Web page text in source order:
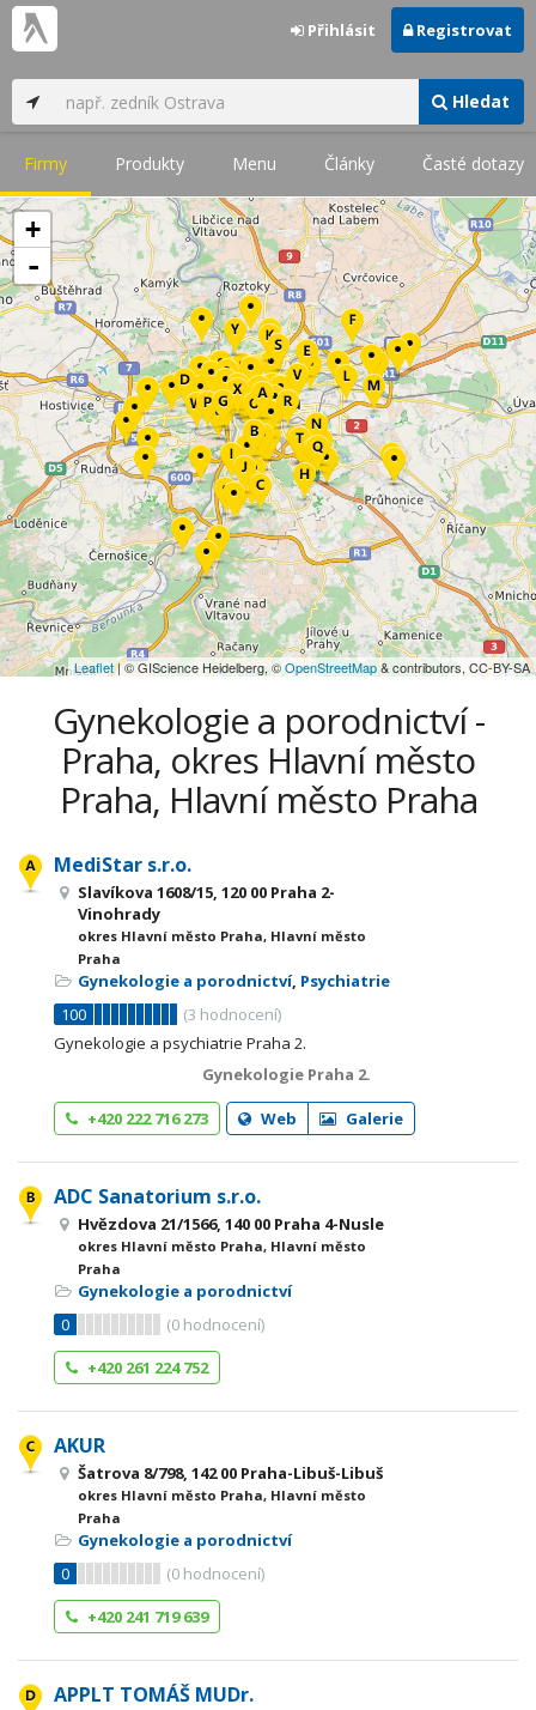
Hledat
Přihlásit Registrovat
Firmy Produkty Menu Články Časté dotazy
+
-
Leaflet| © GIScience Heidelberg, ©OpenStreetMap& contributors, CC-BY-SA
Gynekologie a porodnictví -
Praha, okres Hlavní město
Praha, Hlavní město Praha
MediStar s.r.o.
Slavíkova 1608/15, 120 00 Praha 2-
Vinohrady
okres Hlavní město Praha, Hlavní město
Praha
Gynekologie a porodnictví, Psychiatrie
100
(3 hodnocení)
Gynekologie a psychiatrie Praha 2.
Gynekologie Praha 2.
+420 222 716 273 Web Galerie
ADC Sanatorium s.r.o.
Hvězdova 21/1566, 140 00 Praha 4-Nusle
okres Hlavní město Praha, Hlavní město
Praha
Gynekologie a porodnictví
0
(0 hodnocení)
+420 261 224 752
AKUR
Šatrova 8/798, 142 00 Praha-Libuš-Libuš
okres Hlavní město Praha, Hlavní město
Praha
Gynekologie a porodnictví
0
(0 hodnocení)
+420 241 719 639
APPLT TOMÁŠ MUDr.